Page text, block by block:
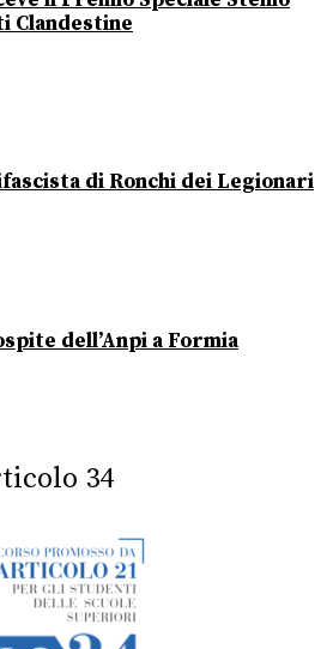
Clandestine
di Ronchi dei Legionari
dell’Anpi a Formia
34